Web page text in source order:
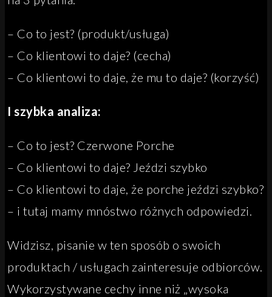
– Co to jest? (produkt/usługa)
– Co klientowi to daje? (cecha)
– Co klientowi to daje, że mu to daje? (korzyść)
I szybka analiza:
– Co to jest? Czerwone Porche
– Co klientowi to daje? Jeździ szybko
– Co klientowi to daje, że porche jeździ szybko?
– i tutaj mamy mnóstwo różnych odpowiedzi.
Widzisz, pisanie w ten sposób o swoich
produktach / usługach zainteresuje odbiorców.
Wykorzystywane cechy inne niż „wysoka